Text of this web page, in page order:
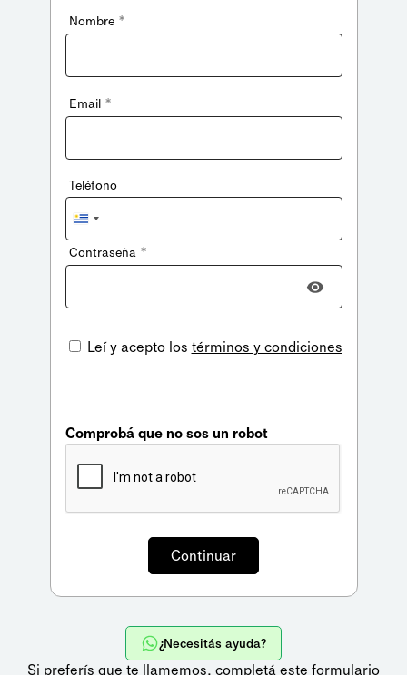
Nombre *
Email *
Teléfono
Uruguay
+598
Contraseña *
Leí y acepto los términos y condiciones
Comprobá que no sos un robot
¿Necesitás ayuda?
Si preferís que te llamemos, completá este formulario